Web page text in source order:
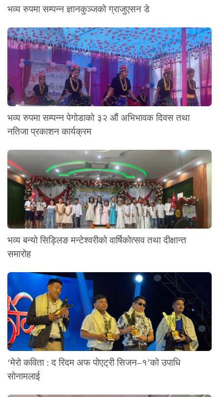
भव्य रुपमा सम्पन्न ज्ञानकुञ्जको ग्राजुएसन डे
भव्य रुपमा सम्पन्न पेगोडाको ३२ औं अभिभावक दिवस तथा
नतिजा प्रकाशन कार्यक्रम
भव्य बन्यो सिड्लिङ मन्टेश्वरीको वार्षिकोत्सव तथा दीक्षान्त
समारोह
‘मेरो कविता : द रिदम अफ पोएट्री सिजन–१’को उपाधि
सोनामलाई